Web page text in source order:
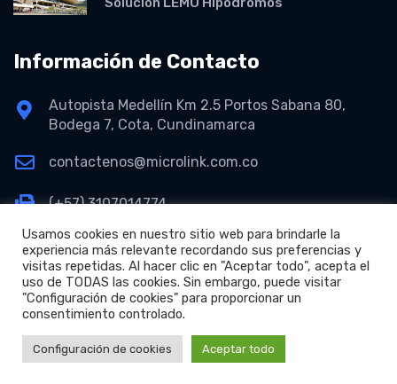
Información de Contacto
Autopista Medellín Km 2.5 Portos Sabana 80,
Bodega 7, Cota, Cundinamarca
contactenos@microlink.com.co
(+57) 3107014774
Copyright © 2026 Microlink S.A.S.
+
Usamos cookies en nuestro sitio web para brindarle la
experiencia más relevante recordando sus preferencias y
visitas repetidas. Al hacer clic en "Aceptar todo", acepta el
uso de TODAS las cookies. Sin embargo, puede visitar
"Configuración de cookies" para proporcionar un
consentimiento controlado.
Configuración de cookies Aceptar todo